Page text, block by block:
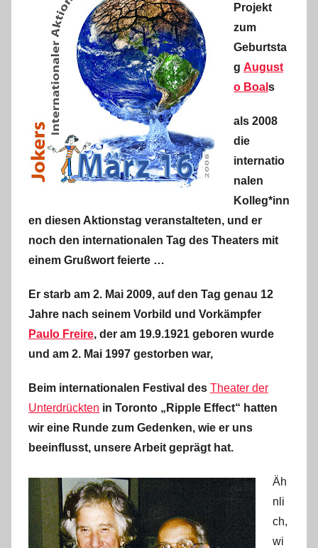
Projekt
zum
Geburtsta
g August
o Boal s
als 2008
die
internatio
nalen
Kolleg*inn
en diesen Aktionstag veranstalteten, und er
noch den internationalen Tag des Theaters mit
einem Grußwort feierte …
Er starb am 2. Mai 2009, auf den Tag genau 12
Jahre nach seinem Vorbild und Vorkämpfer
Paulo Freire, der am 19.9.1921 geboren wurde
und am 2. Mai 1997 gestorben war,
Beim internationalen Festival des Theater der
Unterdrückten in Toronto „Ripple Effect“ hatten
wir eine Runde zum Gedenken, wie er uns
beeinflusst, unsere Arbeit geprägt hat.
Äh
nli
ch,
wi